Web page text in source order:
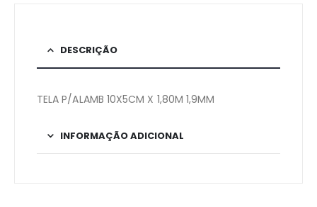
DESCRIÇÃO
TELA P/ALAMB 10X5CM X 1,80M 1,9MM
INFORMAÇÃO ADICIONAL